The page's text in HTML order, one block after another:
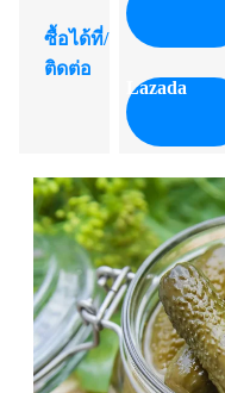
ซื้อได้ที่/
ติดต่อ
Lazada